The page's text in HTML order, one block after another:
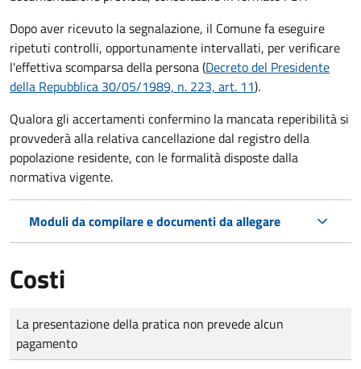
Dopo aver ricevuto la segnalazione, il Comune fa eseguire
ripetuti controlli, opportunamente intervallati, per verificare
l'effettiva scomparsa della persona (Decreto del Presidente
della Repubblica 30/05/1989, n. 223, art. 11).
Qualora gli accertamenti confermino la mancata reperibilità si
provvederà alla relativa cancellazione dal registro della
popolazione residente, con le formalità disposte dalla
normativa vigente.
Moduli da compilare e documenti da allegare
Costi
Tipo di pagamento
Importo
La presentazione della pratica non prevede alcun
pagamento